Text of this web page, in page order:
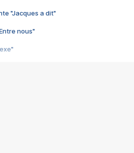
"Jacques a dit"
nous"